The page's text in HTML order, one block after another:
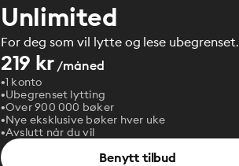
Unlimited
For deg som vil lytte og lese ubegrenset.
219 kr/måned
1 konto
Ubegrenset lytting
Over 900 000 bøker
Nye eksklusive bøker hver uke
Avslutt når du vil
Benytt tilbud